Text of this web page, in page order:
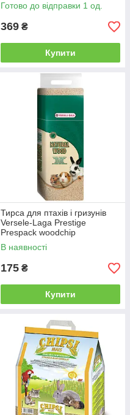
Готово до відправки 1 од.
369 ₴
Купити
Тирса для птахів і гризунів
Versele-Laga Prestige
Prespack woodchip
пресована хвойна 1 кг
В наявності
175 ₴
Купити